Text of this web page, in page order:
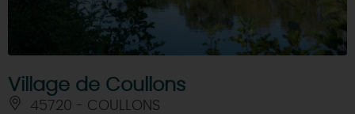
Village de Coullons
45720 - COULLONS